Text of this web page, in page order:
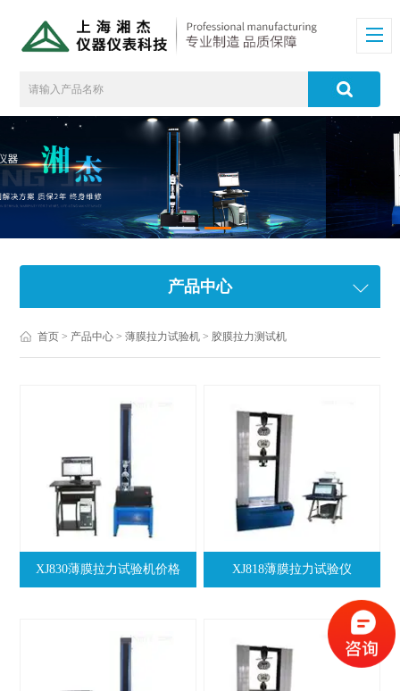
产品中心
首页 > 产品中心 >薄膜拉力试验机 > 胶膜拉力测试机
XJ830薄膜拉力试验机价格 XJ818薄膜拉力试验仪